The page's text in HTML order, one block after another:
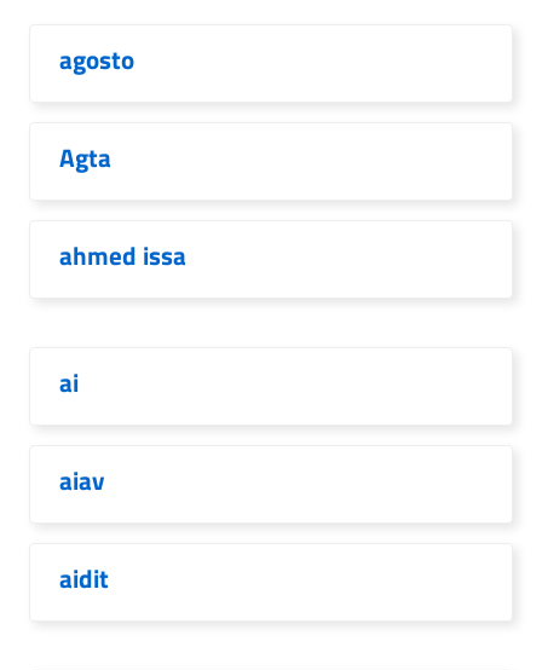
agosto
Agta
ahmed issa
ai
aiav
aidit